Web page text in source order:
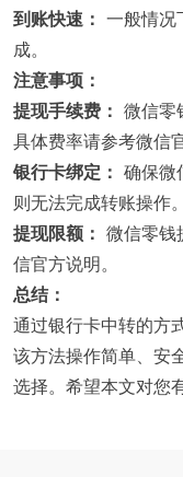
到账快速： 一般情况
成。
注意事项：
提现手续费： 微信零
具体费率请参考微信
银行卡绑定： 确保微
则无法完成转账操作。
提现限额： 微信零钱
信官方说明。
总结：
通过银行卡中转的方
该方法操作简单、安
选择。希望本文对您